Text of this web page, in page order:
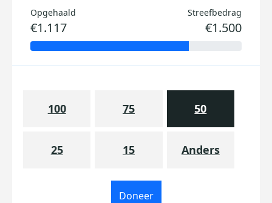
Opgehaald
€1.117
Streefbedrag
€1.500
100 75 50
25 15 Anders
Doneer